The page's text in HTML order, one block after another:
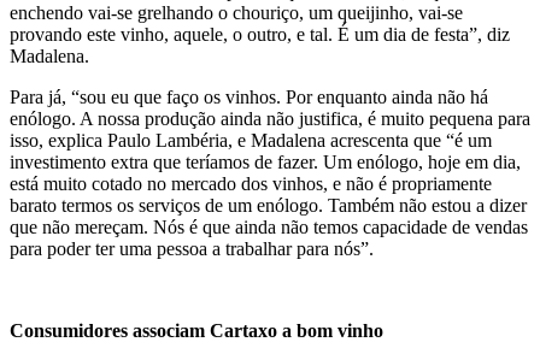
enchendo vai-se grelhando o chouriço, um queijinho, vai-se
provando este vinho, aquele, o outro, e tal. É um dia de festa”, diz
Madalena.
Para já, “sou eu que faço os vinhos. Por enquanto ainda não há
enólogo. A nossa produção ainda não justifica, é muito pequena para
isso, explica Paulo Lambéria, e Madalena acrescenta que “é um
investimento extra que teríamos de fazer. Um enólogo, hoje em dia,
está muito cotado no mercado dos vinhos, e não é propriamente
barato termos os serviços de um enólogo. Também não estou a dizer
que não mereçam. Nós é que ainda não temos capacidade de vendas
para poder ter uma pessoa a trabalhar para nós”.
Consumidores associam Cartaxo a bom vinho